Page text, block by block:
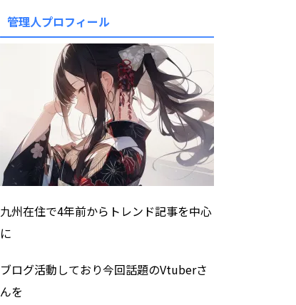
管理人プロフィール
九州在住で4年前からトレンド記事を中心
に
ブログ活動しており今回話題のVtuberさ
んを